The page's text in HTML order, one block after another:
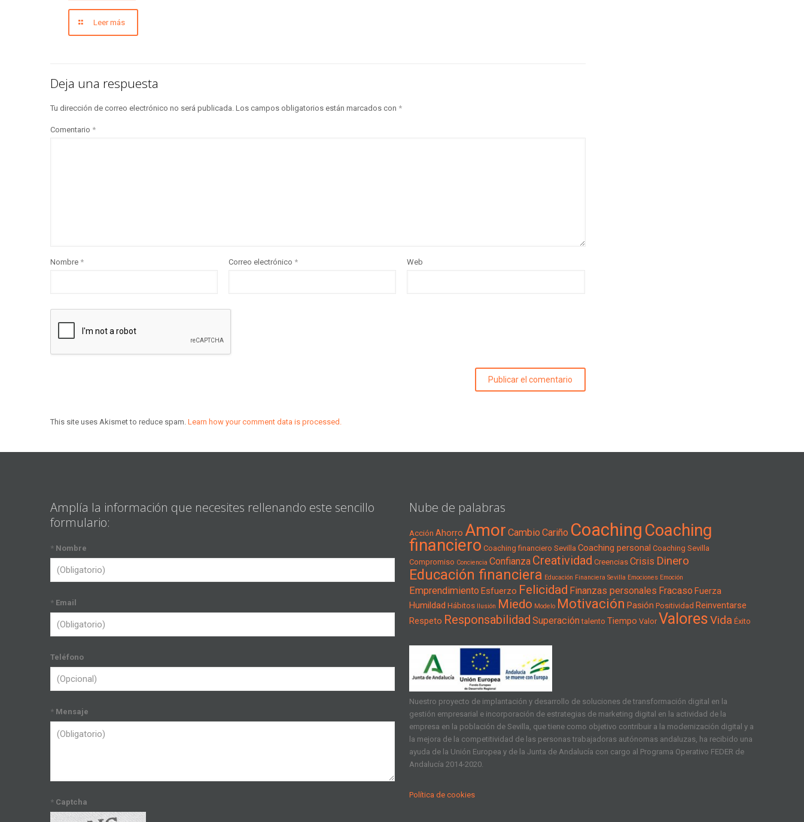
Leer más
Deja una respuesta
Tu dirección de correo electrónico no será publicada. Los campos obligatorios están marcados con *
Comentario *
Nombre * Correo electrónico * Web
This site uses Akismet to reduce spam. Learn how your comment data is processed.
Amplía la información que necesites rellenando este sencillo
formulario:
* Nombre
* Email
Teléfono
* Mensaje
* Captcha
Nube de palabras
Acción Ahorro Amor Cambio Cariño Coaching Coaching
financiero Coaching financiero Sevilla Coaching personal Coaching Sevilla
Compromiso Conciencia Confianza Creatividad Creencias Crisis Dinero
Educación financiera Educación Financiera Sevilla Emociones Emoción
Emprendimiento Esfuerzo Felicidad Finanzas personales Fracaso Fuerza
Humildad Hábitos Ilusión Miedo Modelo Motivación Pasión Positividad Reinventarse
Respeto Responsabilidad Superación talento Tiempo Valor ValoresVida Éxito
Nuestro proyecto de implantación y desarrollo de soluciones de transformación digital en la
gestión empresarial e incorporación de estrategias de marketing digital en la actividad de la
empresa en la población de Sevilla, que tiene como objetivo contribuir a la modernización digital y a
la mejora de la competitividad de las personas trabajadoras autónomas andaluzas, ha recibido una
ayuda de la Unión Europea y de la Junta de Andalucía con cargo al Programa Operativo FEDER de
Andalucía 2014-2020.
Política de cookies